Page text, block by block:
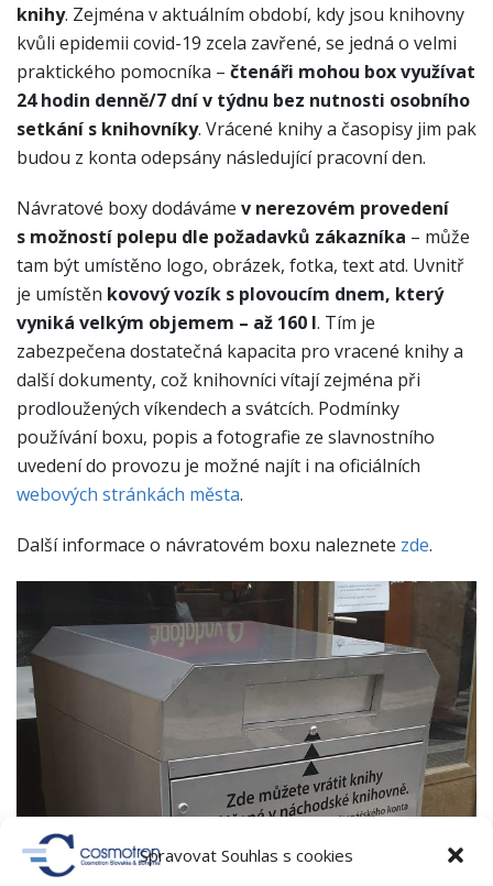
Spravovat Souhlas s cookies
knihy. Zejména v aktuálním období, kdy jsou knihovny
kvůli epidemii covid-19 zcela zavřené, se jedná o velmi
praktického pomocníka – čtenáři mohou box využívat
24 hodin denně/7 dní v týdnu bez nutnosti osobního
setkání s knihovníky. Vrácené knihy a časopisy jim pak
budou z konta odepsány následující pracovní den.
Návratové boxy dodáváme v nerezovém provedení
s možností polepu dle požadavků zákazníka – může
tam být umístěno logo, obrázek, fotka, text atd. Uvnitř
je umístěn kovový vozík s plovoucím dnem, který
vyniká velkým objemem – až 160 l. Tím je
zabezpečena dostatečná kapacita pro vracené knihy a
další dokumenty, což knihovníci vítají zejména při
prodloužených víkendech a svátcích. Podmínky
používání boxu, popis a fotografie ze slavnostního
uvedení do provozu je možné najít i na oficiálních
webových stránkách města.
Další informace o návratovém boxu naleznete zde.